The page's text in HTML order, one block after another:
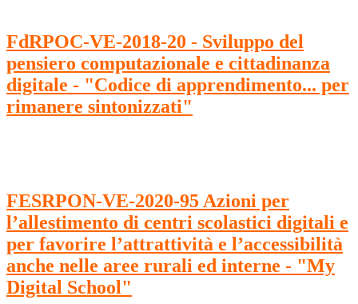
FdRPOC-VE-2018-20 - Sviluppo del
pensiero computazionale e cittadinanza
digitale - "Codice di apprendimento... per
rimanere sintonizzati"
FESRPON-VE-2020-95 Azioni per
l’allestimento di centri scolastici digitali e
per favorire l’attrattività e l’accessibilità
anche nelle aree rurali ed interne - "My
Digital School"